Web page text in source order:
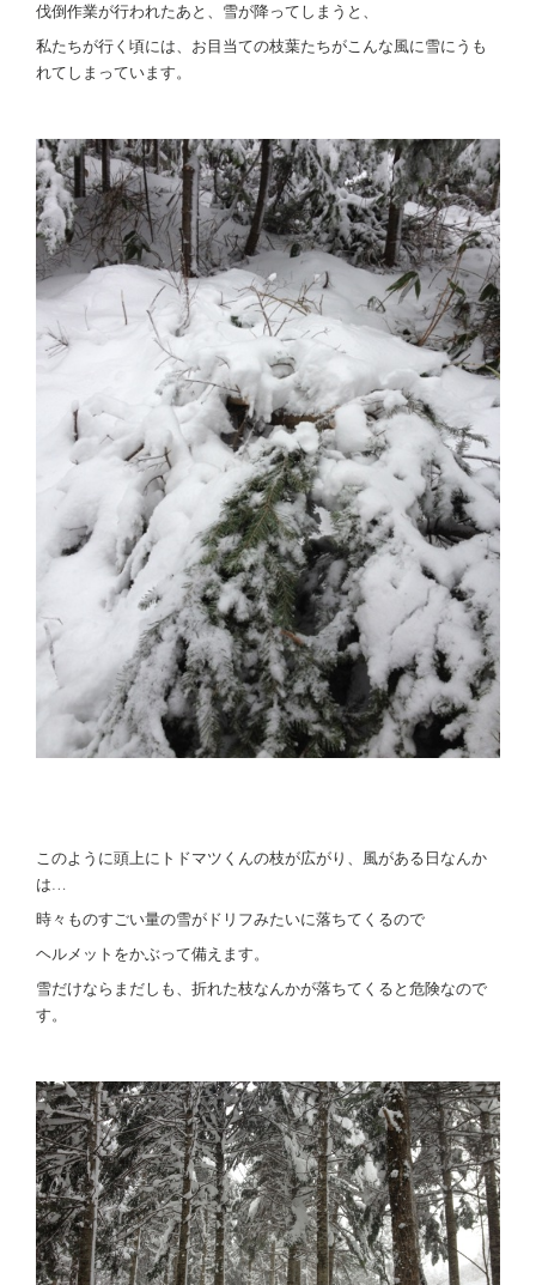
伐倒作業が行われたあと、雪が降ってしまうと、
私たちが行く頃には、お目当ての枝葉たちがこんな風に雪にうも
れてしまっています。
このように頭上にトドマツくんの枝が広がり、風がある日なんか
は…
時々ものすごい量の雪がドリフみたいに落ちてくるので
ヘルメットをかぶって備えます。
雪だけならまだしも、折れた枝なんかが落ちてくると危険なので
す。